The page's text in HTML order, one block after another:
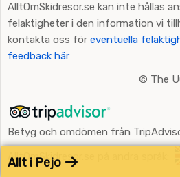
Allt i Pejo
AlltOmSkidresor.se kan inte hållas
felaktigheter i den information vi
kontakta oss för eventuella
feedback här
© The
Betyg och omdömen från
AlltOmSkidresor.se på andra språk: